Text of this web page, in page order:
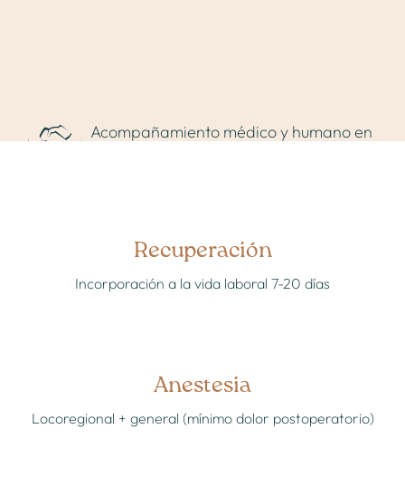
Acompañamiento médico y humano en
Anestesia
Locoregional + general (mínimo dolor postoperatorio)
Recuperación
Incorporación a la vida laboral 7-20 días